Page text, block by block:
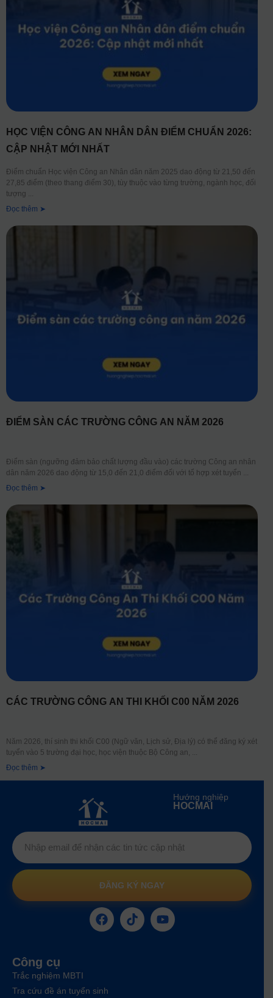
HỌC VIỆN CÔNG AN NHÂN DÂN ĐIỂM CHUẨN 2026:
CẬP NHẬT MỚI NHẤT
Điểm chuẩn Học viện Công an Nhân dân năm 2025 dao động từ 21,50 đến
27,85 điểm (theo thang điểm 30), tùy thuộc vào từng trường, ngành học, đối
tượng
Đọc thêm ➤
ĐIỂM SÀN CÁC TRƯỜNG CÔNG AN NĂM 2026
Điểm sàn (ngưỡng đảm bảo chất lượng đầu vào) các trường Công an nhân
dân năm 2026 dao động từ 15,0 đến 21,0 điểm đối với tổ hợp xét tuyển
Đọc thêm ➤
CÁC TRƯỜNG CÔNG AN THI KHỐI C00 NĂM 2026
Năm 2026, thí sinh thi khối C00 (Ngữ văn, Lịch sử, Địa lý) có thể đăng ký xét
tuyển vào 5 trường đại học, học viện thuộc Bộ Công an,
Đọc thêm ➤
Hướng nghiệp
HOCMAI
ĐĂNG KÝ NGAY
Công cụ
Trắc nghiệm MBTI
Tra cứu đề án tuyển sinh